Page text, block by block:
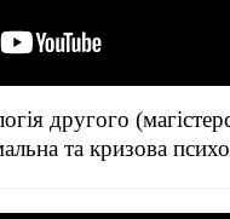
другого
та кризова